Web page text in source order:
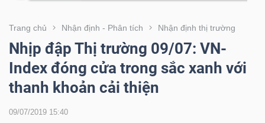
Trang chủ Nhận định - Phân tích Nhận định thị trường
Nhịp đập Thị trường 09/07: VN-
Index đóng cửa trong sắc xanh với
thanh khoản cải thiện
09/07/2019 15:40
VIETSTOCK
CHỨNG
KHOÁN